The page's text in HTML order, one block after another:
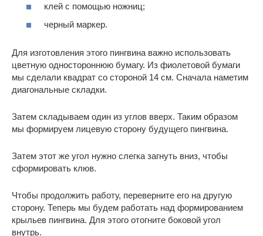
клей с помощью ножниц;
черный маркер.
Для изготовления этого пингвина важно использовать
цветную одностороннюю бумагу. Из фиолетовой бумаги
мы сделали квадрат со стороной 14 см. Сначала наметим
диагональные складки.
Затем складываем один из углов вверх. Таким образом
мы формируем лицевую сторону будущего пингвина.
Затем этот же угол нужно слегка загнуть вниз, чтобы
сформировать клюв.
Чтобы продолжить работу, переверните его на другую
сторону. Теперь мы будем работать над формированием
крыльев пингвина. Для этого отогните боковой угол
внутрь.